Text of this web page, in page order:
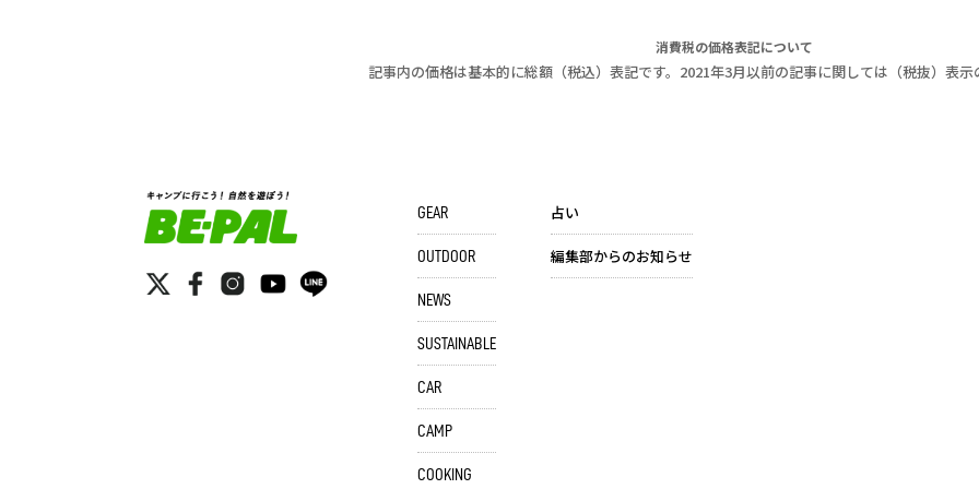
消費税の価格表記について
記事内の価格は基本的に総額（税込）表記です。2021年3月以前の記事に関しては（税抜）表示
GEAR
OUTDOOR
NEWS
SUSTAINABLE
CAR
CAMP
COOKING
占い
編集部からのお知らせ